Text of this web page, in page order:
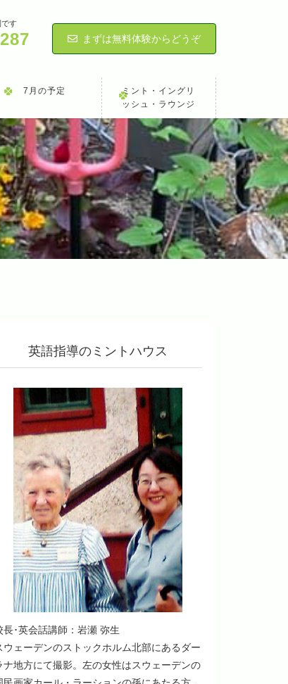
です
まずは無料体験からどうぞ
7月の予定
ミント・イングリ
ッシュ・ラウンジ
英語指導のミントハウス
長･英会話講師：岩瀬 弥生
ウェーデンのストックホルム北部にあるダー
ナ地方にて撮影。左の女性はスウェーデンの